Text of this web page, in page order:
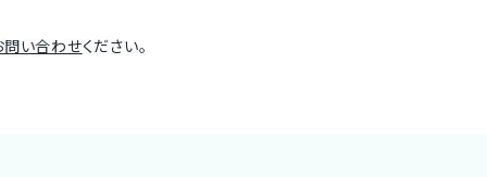
問い合わせください。